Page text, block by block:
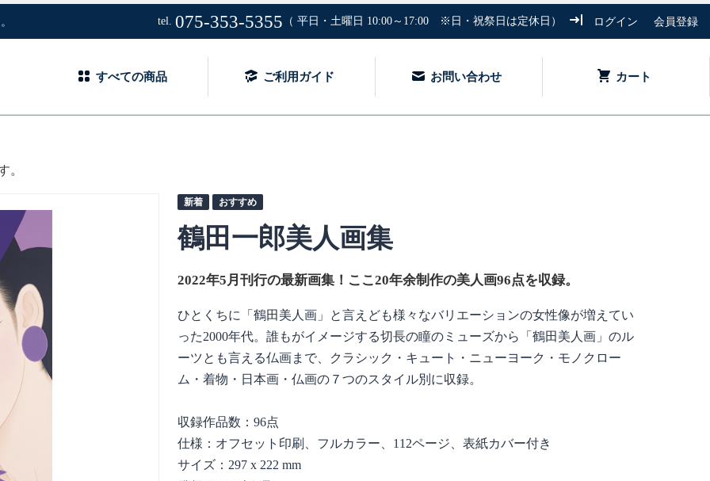
tel. 075-353-5355 （ 平日・土曜日 10:00～17:00 ※日・祝祭日は定休日） ログイン 会員登録
すべての商品
ご利用ガイド お問い合わせ カート
。
鶴田一郎美人画集
2022年5月刊行の最新画集！ここ20年余制作の美人画96点を収録。
ひとくちに「鶴田美人画」と言えども様々なバリエーションの女性像が増えてい
った2000年代。誰もがイメージする切長の瞳のミューズから「鶴田美人画」のル
ーツとも言える仏画まで、クラシック・キュート・ニューヨーク・モノクロー
ム・着物・日本画・仏画の７つのスタイル別に収録。
収録作品数：96点
仕様：オフセット印刷、フルカラー、112ページ、表紙カバー付き
サイズ：297 x 222 mm